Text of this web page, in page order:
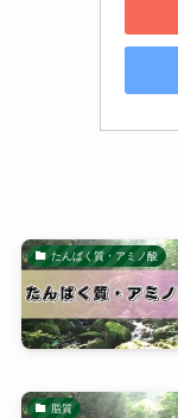
たんぱく質・アミノ酸
脂質